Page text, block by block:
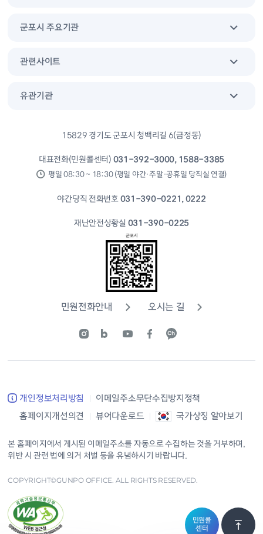
군포시 주요기관
관련사이트
유관기관
15829 경기도 군포시 청백리길 6(금정동)
대표전화(민원콜센터) 031-392-3000, 1588-3385
평일 08:30 ~ 18:30 (평일 야간·주말·공휴일 당직실 연결)
야간당직 전화번호031-390-0221, 0222
재난안전상황실 031-390-0225
민원전화안내 오시는 길
개인정보처리방침
이메일주소무단수집방지정책
홈페이지개선의견
뷰어다운로드 국가상징 알아보기
본 홈페이지에서 게시된 이메일주소를 자동으로 수집하는 것을 거부하며,
위반 시 관련 법에 의거 처벌 등을 유념하시기 바랍니다.
COPYRIGHT©GUNPO OFFICE. ALL RIGHTS RESERVED.
민원콜
센터